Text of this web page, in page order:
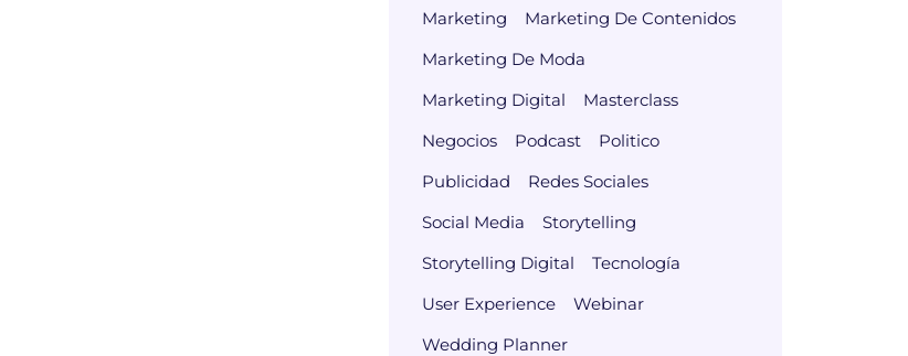
Marketing
Marketing De Contenidos
Marketing De Moda
Marketing Digital
Masterclass
Negocios
Podcast
Politico
Publicidad
Redes Sociales
Social Media
Storytelling
Storytelling Digital
Tecnología
User Experience
Webinar
Wedding Planner